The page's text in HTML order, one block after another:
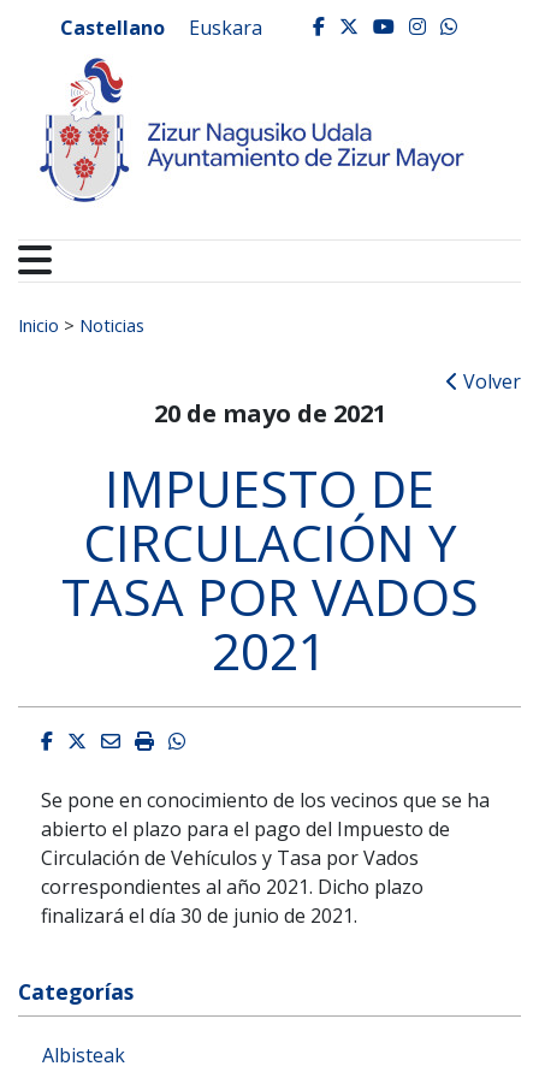
Ayuntamiento de
Castellano Euskara facebook
twitter
youtube
Buscar:
Inicio > Noticias
Volver
20 de mayo de 2021
IMPUESTO DE
CIRCULACIÓN Y
TASA POR VADOS
2021
Facebook
Twitter
EmailImprimirWhatsapp
Se pone en conocimiento de los vecinos que se ha
abierto el plazo para el pago del Impuesto de
Circulación de Vehículos y Tasa por Vados
correspondientes al año 2021. Dicho plazo
finalizará el día 30 de junio de 2021.
Categorías
Albisteak